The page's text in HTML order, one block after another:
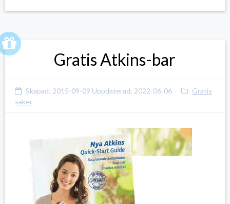
Gratis Atkins-bar
Skapad: 2015-09-09 Uppdaterad: 2022-06-06
Gratis
saker